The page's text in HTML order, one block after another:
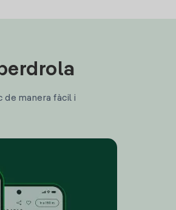
manera fàcil i